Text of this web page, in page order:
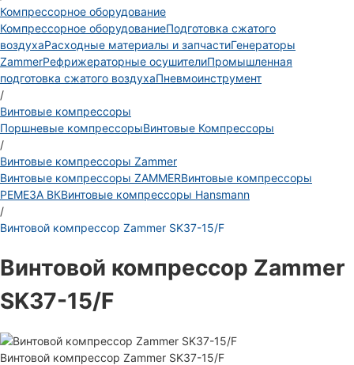
Компрессорное оборудование
Компрессорное оборудованиеПодготовка сжатого
воздухаРасходные материалы и запчастиГенераторы
ZammerРефрижераторные осушителиПромышленная
подготовка сжатого воздухаПневмоинструмент
/
Винтовые компрессоры
Поршневые компрессорыВинтовые Компрессоры
/
Винтовые компрессоры Zammer
Винтовые компрессоры ZAMMERВинтовые компрессоры
РЕМЕЗА ВКВинтовые компрессоры Hansmann
/
Винтовой компрессор Zammer SK37-15/F
Винтовой компрессор Zammer
SK37-15/F
Винтовой компрессор Zammer SK37-15/F